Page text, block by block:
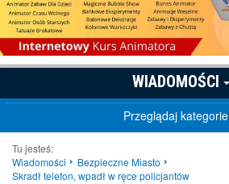
WIADOMOŚCI
Przeglądaj kategorie
Tu jesteś:
Wiadomości
Bezpieczne Miasto
Skradł telefon, wpadł w ręce policjantów